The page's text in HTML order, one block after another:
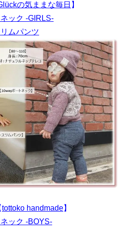
の気ままな毎日 】
ック -GIRLS-
ムパンツ
tottoko handmade】
ック -BOYS-